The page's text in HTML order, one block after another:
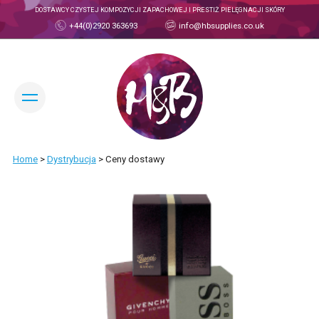
DOSTAWCY CZYSTEJ KOMPOZYCJI ZAPACHOWEJ I PRESTIŻ PIELĘGNACJI SKÓRY
+44(0)2920 363693 info@hbsupplies.co.uk
ZMIEŃ JĘZYK:
Home > Dystrybucja >Ceny dostawy